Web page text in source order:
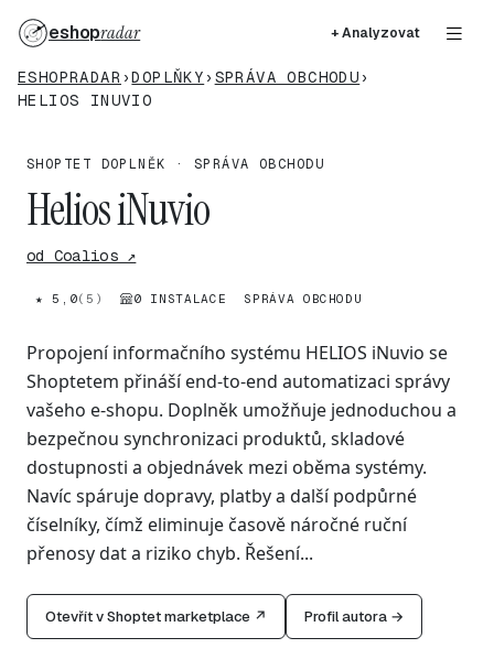
eshopradar + Analyzovat
ESHOPRADAR ›DOPLŇKY › SPRÁVA OBCHODU ›
HELIOS INUVIO
SHOPTET DOPLNĚK · SPRÁVA OBCHODU
Helios iNuvio
od Coalios ↗
★ 5,0(5) 0 INSTALACE SPRÁVA OBCHODU
Propojení informačního systému HELIOS iNuvio se
Shoptetem přináší end-to-end automatizaci správy
vašeho e-shopu. Doplněk umožňuje jednoduchou a
bezpečnou synchronizaci produktů, skladové
dostupnosti a objednávek mezi oběma systémy.
Navíc spáruje dopravy, platby a další podpůrné
číselníky, čímž eliminuje časově náročné ruční
přenosy dat a riziko chyb. Řešení...
Otevřít v Shoptet marketplace ↗ Profil autora →